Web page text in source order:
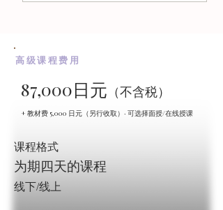
高级课程费用
87,000日元 （不含税）
+ 教材费 5,000 日元（另行收取）· 可选择面授/在线授课
课程格式
为期四天的课程
线下/线上